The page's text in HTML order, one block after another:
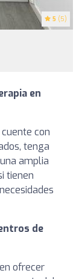
5 (5)
en
con
tenga
amplia
tienen
de
ofrecer